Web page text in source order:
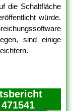
die Schaltfläche
würde.
sind einige